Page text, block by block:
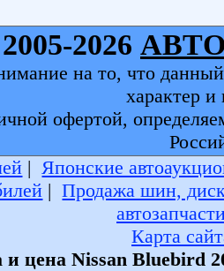
2026
на то, что
характер
офертой,
| Японские
|Продажа шин,
Карта
цена Nissan Bluebird